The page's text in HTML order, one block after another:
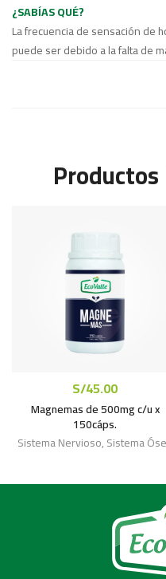
¿SABÍAS QUÉ?
La frecuencia de sensación de
puede ser debido a la falta de
S/45.00
Magnemas de 500mg c/u x
150cáps.
Sistema Nervioso,Sistema